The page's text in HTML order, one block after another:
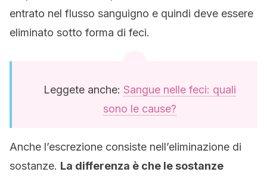
entrato nel flusso sanguigno e quindi deve essere
eliminato sotto forma di feci.
Leggete anche: Sangue nelle feci: quali
sono le cause?
Anche l’escrezione consiste nell’eliminazione di
sostanze. La differenza è che le sostanze